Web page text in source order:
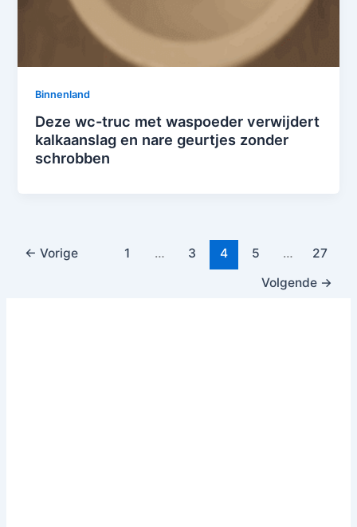
Binnenland
Deze wc-truc met waspoeder verwijdert
kalkaanslag en nare geurtjes zonder
schrobben
← Vorige 1 … 3 4 5 …
27
Volgende →